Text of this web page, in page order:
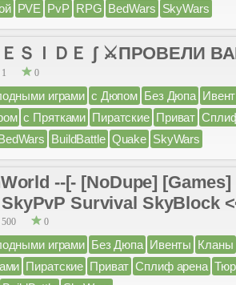
PVE PvP RPG BedWars SkyWars
ＥＳＩＤＥ ʃ ⚔ПРОВЕЛИ
0
играми с Дюпом Без Дюпа
с Прятками Пиратские Приват
BuildBattle Quake SkyWars
--[- [NoDupe]
Survival SkyBlock
500 0
играми Без Дюпа Ивенты Кланы
Пиратские Приват Сплиф арена